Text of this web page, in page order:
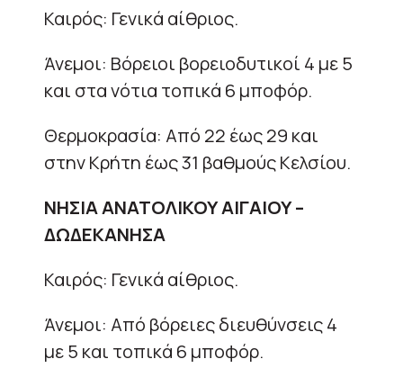
Καιρός: Γενικά αίθριος.
Άνεμοι: Βόρειοι βορειοδυτικοί 4 με 5
και στα νότια τοπικά 6 μποφόρ.
Θερμοκρασία: Από 22 έως 29 και
στην Κρήτη έως 31 βαθμούς Κελσίου.
ΝΗΣΙΑ ΑΝΑΤΟΛΙΚΟΥ ΑΙΓΑΙΟΥ –
ΔΩΔΕΚΑΝΗΣΑ
Καιρός: Γενικά αίθριος.
Άνεμοι: Από βόρειες διευθύνσεις 4
με 5 και τοπικά 6 μποφόρ.